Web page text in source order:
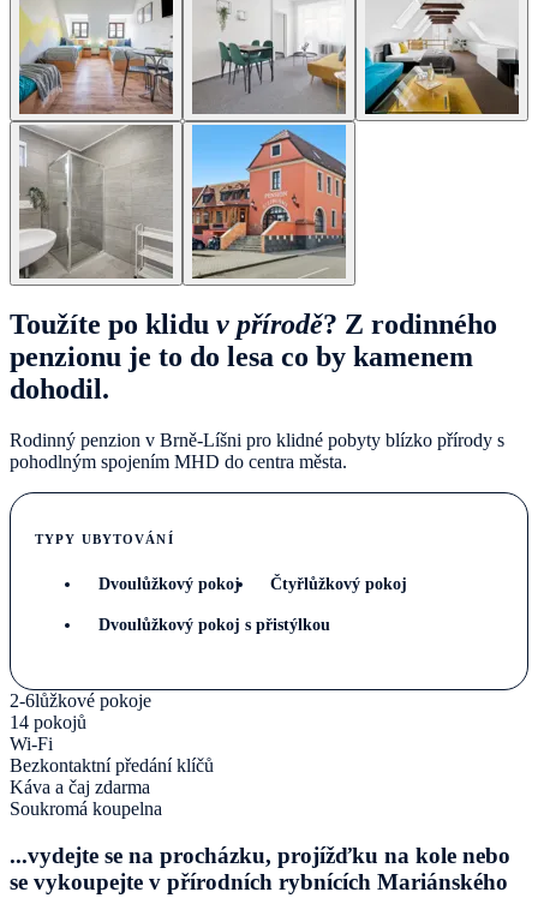
Toužíte po klidu v přírodě? Z rodinného
penzionu je to do lesa co by kamenem
dohodil.
Rodinný penzion v Brně-Líšni pro klidné pobyty blízko přírody s
pohodlným spojením MHD do centra města.
TYPY UBYTOVÁNÍ
Dvoulůžkový pokoj Čtyřlůžkový pokoj
Dvoulůžkový pokoj s přistýlkou
2-6lůžkové pokoje
14 pokojů
Wi-Fi
Bezkontaktní předání klíčů
Káva a čaj zdarma
Soukromá koupelna
...vydejte se na procházku, projížďku na kole nebo
se vykoupejte v přírodních rybnících Mariánského